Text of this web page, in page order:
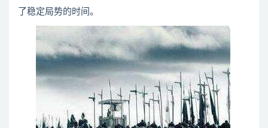
了稳定局势的时间。